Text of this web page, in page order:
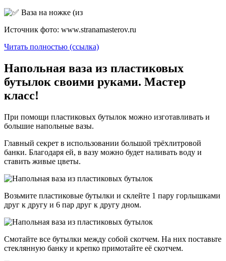
Источник фото: www.stranamasterov.ru
Читать полностью (ссылка)
Напольная ваза из пластиковых
бутылок своими руками. Мастер
класс!
При помощи пластиковых бутылок можно изготавливать и
большие напольные вазы.
Главный секрет в использовании большой трёхлитровой
банки. Благодаря ей, в вазу можно будет наливать воду и
ставить живые цветы.
Возьмите пластиковые бутылки и склейте 1 пару горлышками
друг к другу и 6 пар друг к другу дном.
Смотайте все бутылки между собой скотчем. На них поставьте
стеклянную банку и крепко примотайте её скотчем.